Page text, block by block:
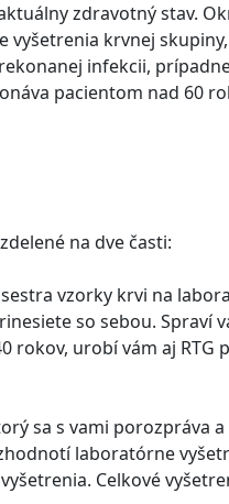
zdravotný stav.
vyšetrenia krvnej
infekcii,
pacientom nad 60
na dve časti:
vzorky krvi na
so sebou. Spraví
rokov, urobí vám aj RTG
sa s vami porozpráva
laboratórne
Celkové